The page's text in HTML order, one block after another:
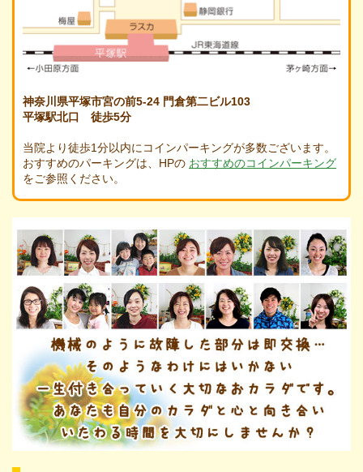
神奈川県平塚市宮の前5-24 門倉第二ビル103
平塚駅北口 徒歩5分
当院より徒歩1分以内にコインパーキングが多数ございます。
おすすめのパーキングは、HPの おすすめのコインパーキング
をご参照ください。